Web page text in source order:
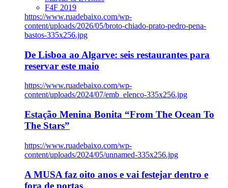
F4F 2019
https://www.ruadebaixo.com/wp-
content/uploads/2026/05/broto-chiado-prato-pedro-pena-
bastos-335x256.jpg
De Lisboa ao Algarve: seis restaurantes para
reservar este maio
https://www.ruadebaixo.com/wp-
content/uploads/2024/07/emb_elenco-335x256.jpg
Estação Menina Bonita “From The Ocean To
The Stars”
https://www.ruadebaixo.com/wp-
content/uploads/2024/05/unnamed-335x256.jpg
A MUSA faz oito anos e vai festejar dentro e
fora de portas